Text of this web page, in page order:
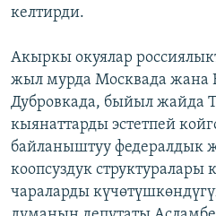
келтирди.
Акыркы окуялар
жыл мурда Москвада жана
Дубровкада, быйыл жайда
кыянаттарды эстетпей
байланыштуу федералдык
коопсуздук
чараларды